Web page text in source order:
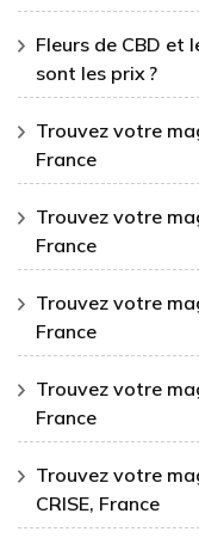
Fleurs de CBD et
sont les prix ?
Trouvez votre
France
Trouvez votre
France
Trouvez votre
France
Trouvez votre
France
Trouvez votre
CRISE, France